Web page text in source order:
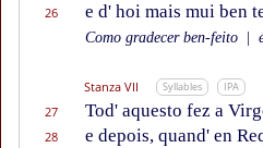
26 e d' hoi mais mui ben
Como gradecer ben-feito
Stanza VII Syllables IPA
27 Tod' aquesto fez a
28 e depois, quand' en